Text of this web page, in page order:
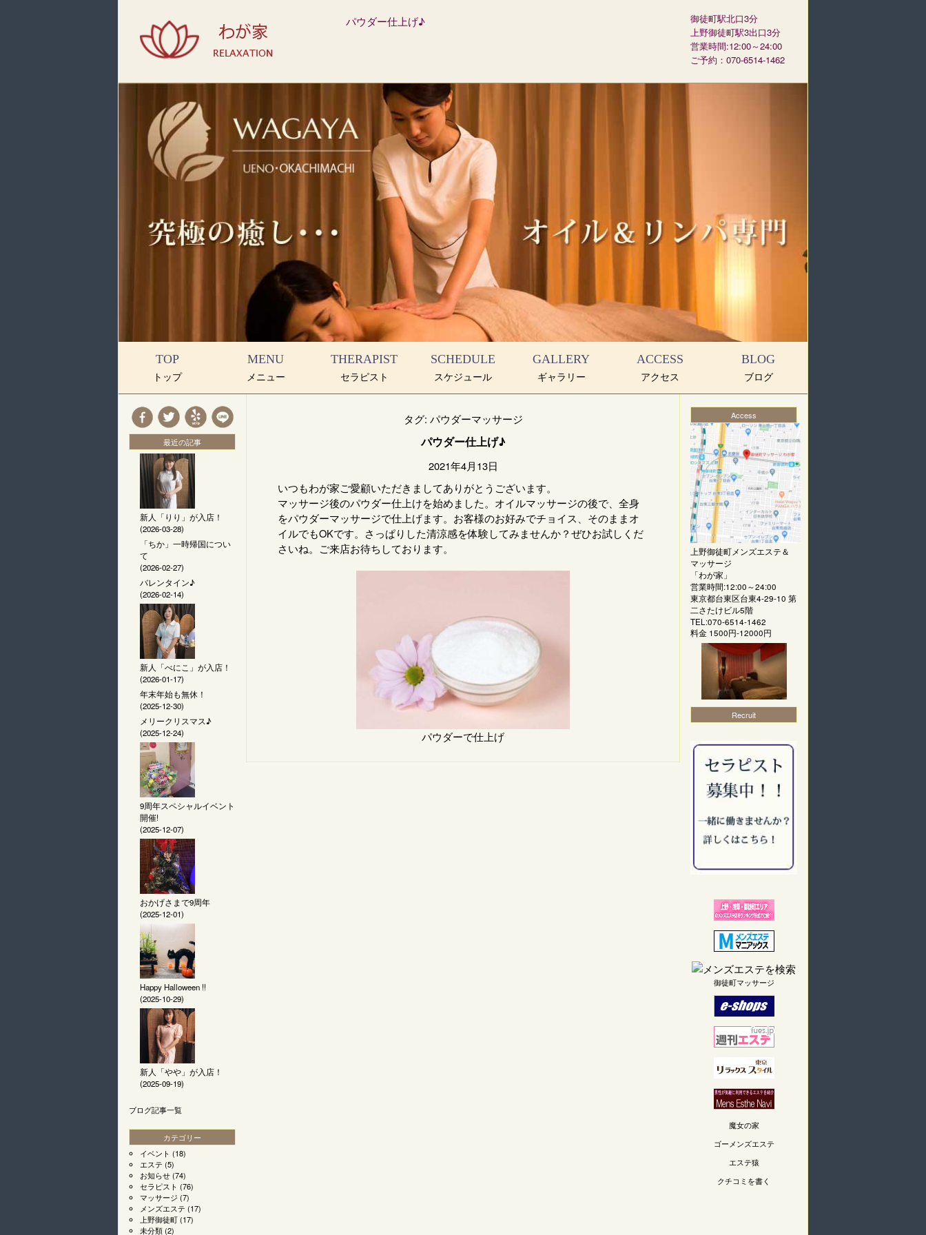
パウダー仕上げ♪
御徒町駅北口3分
上野御徒町駅3出口3分
営業時間:12:00～24:00
ご予約：070-6514-1462
TOP
トップ
MENU
メニュー
THERAPIST
セラピスト
SCHEDULE
スケジュール
GALLERY
ギャラリー
ACCESS
アクセス
BLOG
ブログ
タグ: パウダーマッサージ
パウダー仕上げ♪
2021年4月13日
いつもわが家ご愛顧いただきましてありがとうございます。
マッサージ後のパウダー仕上けを始めました。オイルマッサージの後で、全身
をパウダーマッサージで仕上げます。お客様のお好みでチョイス、そのままオ
イルでもOKです。さっぱりした清涼感を体験してみませんか？ぜひお試しくだ
さいね。ご来店お待ちしております。
パウダーで仕上げ
最近の記事
新人「りり」が入店！
(2026-03-28)
「ちか」一時帰国につい
て
(2026-02-27)
バレンタイン♪
(2026-02-14)
新人「べにこ」が入店！
(2026-01-17)
年末年始も無休！
(2025-12-30)
メリークリスマス♪
(2025-12-24)
9周年スペシャルイベント
開催!
(2025-12-07)
おかげさまで9周年
(2025-12-01)
Happy Halloween !!
(2025-10-29)
新人「やや」が入店！
(2025-09-19)
ブログ記事一覧
カテゴリー
イベント (18)
エステ (5)
お知らせ(74)
セラピスト (76)
マッサージ (7)
メンズエステ (17)
上野御徒町(17)
未分類(2)
Access
上野御徒町メンズエステ＆
マッサージ
「わが家 」
営業時間:12:00～24:00
東京都台東区台東4-29-10 第
二さたけビル5階
TEL:070-6514-1462
料金 1500円-12000円
Recruit
御徒町マッサージ
魔女の家
ゴーメンズエステ
エステ猿
クチコミを書く